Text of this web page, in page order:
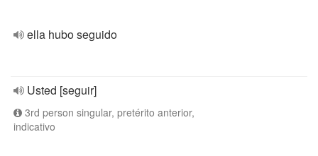
ella hubo seguido
Usted [seguir]
3rd person singular, pretérito anterior,
indicativo